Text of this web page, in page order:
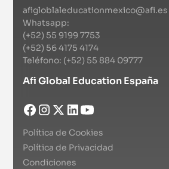
afigloblaleducationmexico@afi.es
Whatsapp:
(+52) 55 9199 7753
(+52) 56 4175 4174
Teléfono: (+52) 55 884 09777
Afi Global Education España
Política de Cookies
Política de Privacidad
Condiciones